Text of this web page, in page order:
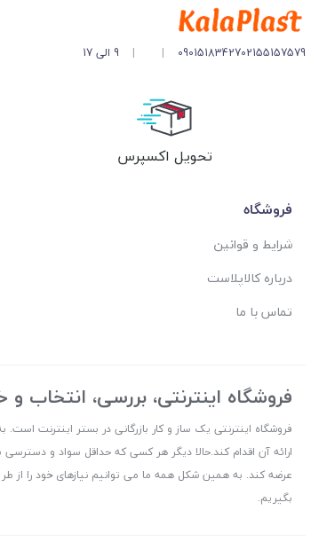
02155157579
09015183427
|
| 9 الی 17
تحویل اکسپرس
فروشگاه
شرایط و قوانین
درباره کالاپلاست
تماس با ما
فروشگاه اینترنتی، بررسی، انتخاب و
فروشگاه اینترنتی یک ساز و کار بازرگانی در بستر اینترنت
ارائه آن اقدام کند.حالا دیگر هر کسی که حداقل سواد و
عرضه کند. به همین شکل همه ما می توانیم نیازهای خود را از
بگیریم.